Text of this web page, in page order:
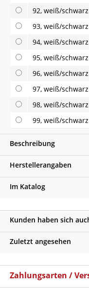
92, weiß/schwarz
93, weiß/schwarz
94, weiß/schwarz
95, weiß/schwarz
96, weiß/schwarz
97, weiß/schwarz
98, weiß/schwarz
99, weiß/schwarz
Beschreibung
Herstellerangaben
Im Katalog
Kunden haben sich
Zuletzt angesehen
Zahlungsarten /